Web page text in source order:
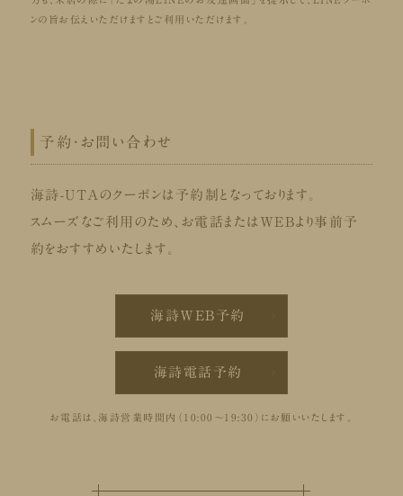
ンの旨お伝えいただけますとご利用いただけます。
予約・お問い合わせ
海詩-UTAのクーポンは予約制となっております。
スムーズなご利用のため、お電話またはWEBより事前予
約をおすすめいたします。
海詩WEB予約
海詩電話予約
お電話は、海詩営業時間内（10:00～19:30）にお願いいたします。